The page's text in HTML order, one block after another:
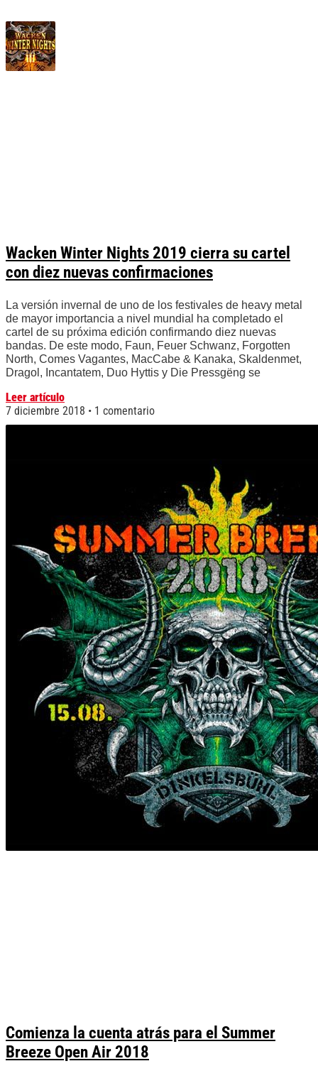
Wacken Winter Nights 2019 cierra su cartel
con diez nuevas confirmaciones
La versión invernal de uno de los festivales de heavy metal
de mayor importancia a nivel mundial ha completado el
cartel de su próxima edición confirmando diez nuevas
bandas. De este modo, Faun, Feuer Schwanz, Forgotten
North, Comes Vagantes, MacCabe & Kanaka, Skaldenmet,
Dragol, Incantatem, Duo Hyttis y Die Pressgëng se
Leer artículo
7 diciembre 2018
1 comentario
Comienza la cuenta atrás para el Summer
Breeze Open Air 2018